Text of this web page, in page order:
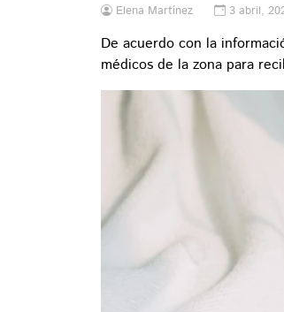
Elena Martínez 3 abril,
De acuerdo con la
médicos de la zona para